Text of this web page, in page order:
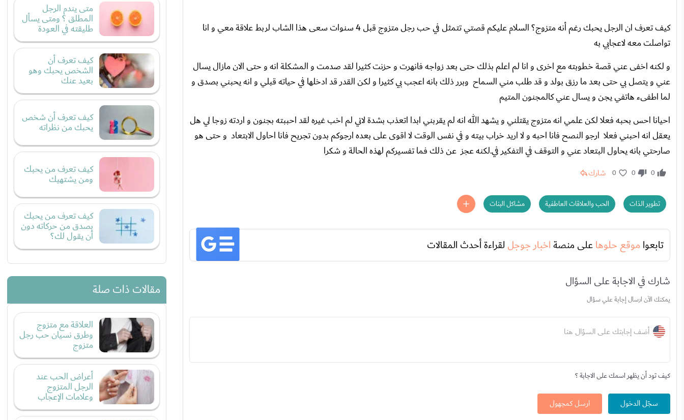
كيف تعرف ان الرجل يحبك رغم أنه متزوج؟ السلام عليكم قصتي تتمثل في حب رجل متزوج قبل 4 سنوات سعى هذا الشاب لربط علاقة معي و انا
تواصلت معه لاعجابي به
و لكنه اخفى عني قصة خطوبته مع اخرى و انا لم اعلم بذلك حتى بعد زواجه فانهرت و حزنت كثيرا لقد صدمت و المشكلة انه و حتى الان مازال يسال
عني و يتصل بي حتى بعد ما رزق بولد و قد طلب مني السماح وبرر ذلك بانه اعجب بي كثيرا و لكن القدر قد ادخلها في حياته قبلي و انه يحبني بصدق و
لما اطفىء هاتفي يجن و يسال عني كالمجنون المتيم
احيانا احس بحبه فعلا لكن علمي انه متزوج يقتلني و يشهد الله انه لم يقربني ابدا اتعذب بشدة لاني لم اخب غيره لقد احببته بجنون و اردته زوجا لي هل
يعقل انه احبني فعلا ارجو النصح فانا احبه و لا اريد خراب بيته و في نفس الوقت لا اقوى على بعده ارجوكم بدون تجريح فانا احاول الابتعاد و حتى هو
صارحتي بانه يحاول البتعاد عني و التوقف في التفكير في.لكنه عجز عن ذلك فما تفسيركم لهذه الحالة و شكرا
0
0
0 شارك
تطوير الذات الحب والعلاقات العاطفية مشاكل البنات
تابعوا موقع حلوهاعلى منصةاخبار جوجل لقراءة أحدث المقالات
شارك في الاجابة على السؤال
يمكنك الآن ارسال إجابة علي سؤال
أضف إجابتك على السؤال هنا
كيف تود أن يظهر اسمك على الاجابة ؟
سجّل الدخول ارسل كمجهول
متى يندم الرجل
المطلق ؟ ومتى يسأل
طليقته في العودة
كيف تعرف أن
الشخص يحبك وهو
بعيد عنك
كيف تعرف أن شخص
يحبك من نظراته
كيف تعرف من يحبك
ومن يشتهيك
كيف تعرف من يحبك
بصدق من حركاته دون
أن يقول لك؟
مقالات ذات صلة
العلاقة مع متزوج
وطرق نسيان حب رجل
متزوج
أعراض الحب عند
الرجل المتزوج
وعلامات الإعجاب